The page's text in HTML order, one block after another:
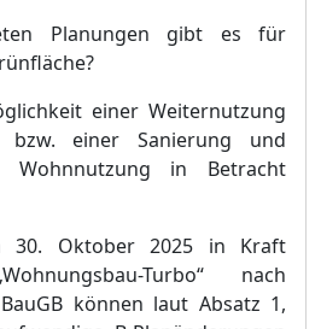
Planungen gibt es für
einer Weiternutzung
bzw. einer Sanierung und
Wohnnutzung in Betracht
30. Oktober 2025 in Kraft
Turbo“ nach
können laut Absatz 1,